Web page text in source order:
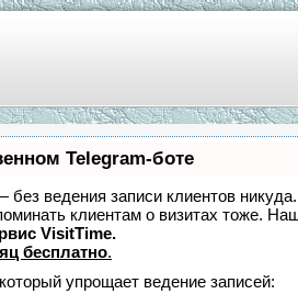
Telegram-боте
без ведения записи клиентов
клиентам о визитах тоже.
VisitTime.
бесплатно.
упрощает ведение записей: